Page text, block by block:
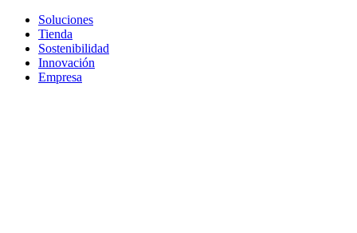
Soluciones
Tienda
Sostenibilidad
Innovación
Empresa